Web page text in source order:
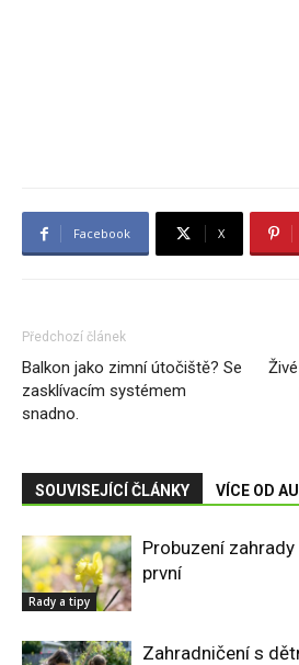
Facebook X
Předchozí článek
Balkon jako zimní útočiště? Se
zasklívacím systémem
snadno.
SOUVISEJÍCÍ ČLÁNKY VÍCE OD
Rady a tipy
Probuzení
první
Zahradničení s